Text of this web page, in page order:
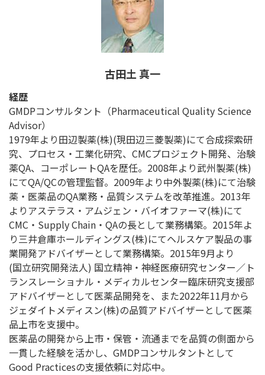
古田土 真一
経歴
GMDPコンサルタント（Pharmaceutical Quality Science
Advisor）
1979年より田辺製薬(株)(現田辺三菱製薬)にて合成探索研
究、プロセス・工業化研究、CMCプロジェクト開発、治験
薬QA、コーポレートQAを歴任。2008年より武州製薬(株)
にてQA/QCの管理監督。2009年より中外製薬(株)にて治験
薬・医薬品のQA業務・品質システムを改革推進。2013年
よりアステラス・アムジェン・バイオファーマ(株)にて
CMC・Supply Chain・QAの長として業務構築。2015年よ
り三井倉庫ホールディングス(株)にてヘルスケア製品の事
業開発アドバイザーとして業務構築。2015年9月より
(国立研究開発法人) 国立精神・神経医療研究センター／ト
ランスレーショナル・メディカルセンター臨床研究支援部
アドバイザーとして医薬品開発を、また2022年11月から
ジェダイトメディスン(株)の品質アドバイザーとして医薬
品上市を支援中。
医薬品の開発から上市・保管・流通までを品質の側面から
一貫した経験を活かし、GMDPコンサルタントとして
Good Practicesの支援依頼に対応中。